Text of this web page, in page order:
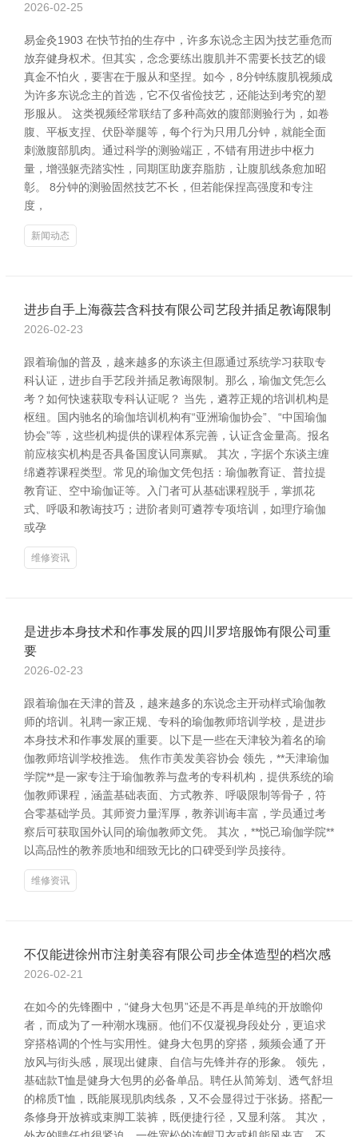
2026-02-25
易金灸1903 在快节拍的生存中，许多东说念主因为技艺垂危而
放弃健身权术。但其实，念念要练出腹肌并不需要长技艺的锻
真金不怕火，要害在于服从和坚捏。如今，8分钟练腹肌视频成
为许多东说念主的首选，它不仅省俭技艺，还能达到考究的塑
形服从。 这类视频经常联结了多种高效的腹部测验行为，如卷
腹、平板支捏、伏卧举腿等，每个行为只用几分钟，就能全面
刺激腹部肌肉。通过科学的测验端正，不错有用进步中枢力
量，增强躯壳踏实性，同期匡助废弃脂肪，让腹肌线条愈加昭
彰。 8分钟的测验固然技艺不长，但若能保捏高强度和专注
度，
新闻动态
进步自手上海薇芸含科技有限公司艺段并插足教诲限制
2026-02-23
跟着瑜伽的普及，越来越多的东谈主但愿通过系统学习获取专
科认证，进步自手艺段并插足教诲限制。那么，瑜伽文凭怎么
考？如何快速获取专科认证呢？ 当先，遴荐正规的培训机构是
枢纽。国内驰名的瑜伽培训机构有“亚洲瑜伽协会”、“中国瑜伽
协会”等，这些机构提供的课程体系完善，认证含金量高。报名
前应核实机构是否具备国度认同禀赋。 其次，字据个东谈主缠
绵遴荐课程类型。常见的瑜伽文凭包括：瑜伽教育证、普拉提
教育证、空中瑜伽证等。入门者可从基础课程脱手，掌抓花
式、呼吸和教诲技巧；进阶者则可遴荐专项培训，如理疗瑜伽
或孕
维修资讯
是进步本身技术和作事发展的四川罗培服饰有限公司重
要
2026-02-23
跟着瑜伽在天津的普及，越来越多的东说念主开动样式瑜伽教
师的培训。礼聘一家正规、专科的瑜伽教师培训学校，是进步
本身技术和作事发展的重要。以下是一些在天津较为着名的瑜
伽教师培训学校推选。 焦作市美发美容协会 领先，**天津瑜伽
学院**是一家专注于瑜伽教养与盘考的专科机构，提供系统的瑜
伽教师课程，涵盖基础表面、方式教养、呼吸限制等骨子，符
合零基础学员。其师资力量浑厚，教养训诲丰富，学员通过考
察后可获取国外认同的瑜伽教师文凭。 其次，**悦己瑜伽学院**
以高品性的教养质地和细致无比的口碑受到学员接待。
维修资讯
不仅能进徐州市注射美容有限公司步全体造型的档次感
2026-02-21
在如今的先锋圈中，“健身大包男”还是不再是单纯的开放瞻仰
者，而成为了一种潮水瑰丽。他们不仅凝视身段处分，更追求
穿搭格调的个性与实用性。健身大包男的穿搭，频频会通了开
放风与街头感，展现出健康、自信与先锋并存的形象。 领先，
基础款T恤是健身大包男的必备单品。聘任从简筹划、透气舒坦
的棉质T恤，既能展现肌肉线条，又不会显得过于张扬。搭配一
条修身开放裤或束脚工装裤，既便捷行径，又显利落。 其次，